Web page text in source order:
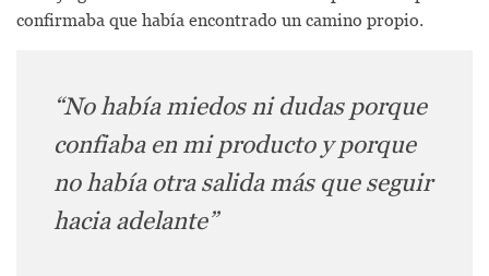
confirmaba que había encontrado un camino propio.
“No había miedos ni dudas porque
confiaba en mi producto y porque
no había otra salida más que seguir
hacia adelante”